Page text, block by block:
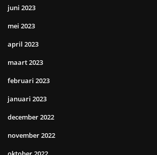
juni 2023
mei 2023
april 2023
maart 2023
februari 2023
januari 2023
december 2022
november 2022